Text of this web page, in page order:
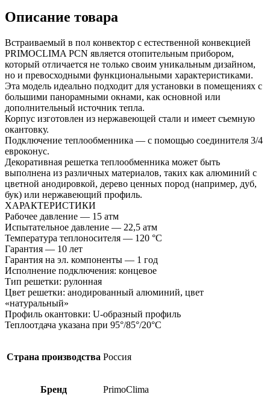
Описание товара
Встраиваемый в пол конвектор с естественной конвекцией
PRIMOCLIMA PCN является отопительным прибором,
который отличается не только своим уникальным дизайном,
но и превосходными функциональными характеристиками.
Эта модель идеально подходит для установки в помещениях с
большими панорамными окнами, как основной или
дополнительный источник тепла.
Корпус изготовлен из нержавеющей стали и имеет съемную
окантовку.
Подключение теплообменника — с помощью соединителя 3/4
евроконус.
Декоративная решетка теплообменника может быть
выполнена из различных материалов, таких как алюминий с
цветной анодировкой, дерево ценных пород (например, дуб,
бук) или нержавеющий профиль.
ХАРАКТЕРИСТИКИ
Рабочее давление — 15 атм
Испытательное давление — 22,5 атм
Температура теплоносителя — 120 °С
Гарантия — 10 лет
Гарантия на эл. компоненты — 1 год
Исполнение подключения: концевое
Тип решетки: рулонная
Цвет решетки: анодированный алюминий, цвет
«натуральный»
Профиль окантовки: U-образный профиль
Теплоотдача указана при 95°/85°/20°С
Страна производства Россия
Бренд PrimoClima